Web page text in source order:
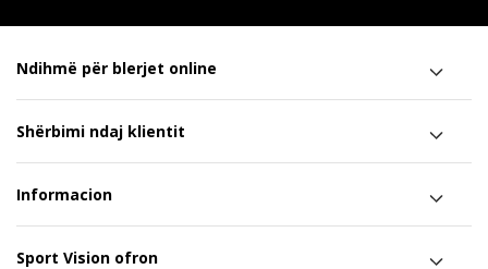
Ndihmë për blerjet online
Shërbimi ndaj klientit
Informacion
Sport Vision ofron